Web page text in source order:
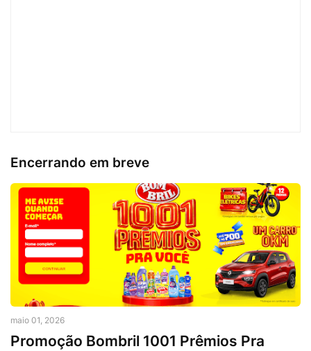
Encerrando em breve
maio 01, 2026
Promoção Bombril 1001 Prêmios Pra